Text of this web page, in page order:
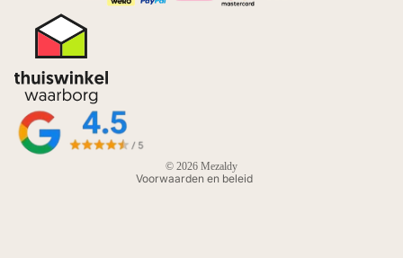
© 2026 Mezaldy
Voorwaarden en beleid
Privacybeleid
Contactgegevens
Algemene voorwaarden
Cookievoorkeuren